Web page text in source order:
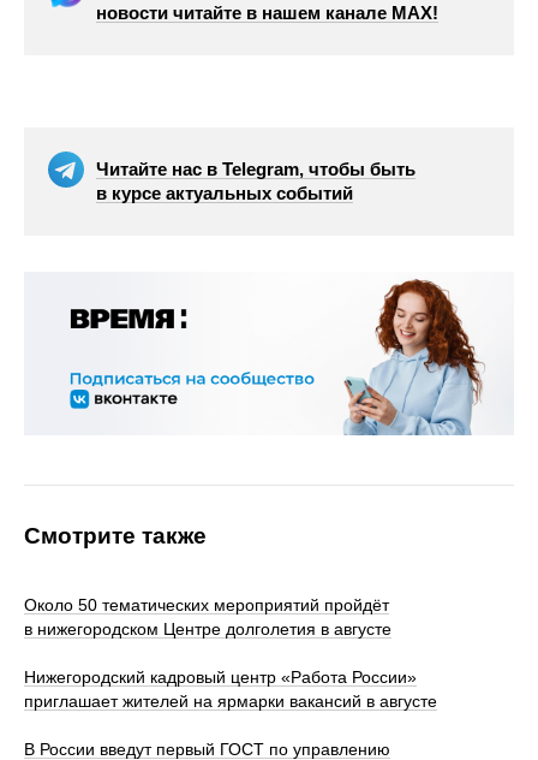
новости читайте в нашем канале МАХ!
Читайте нас в Telegram, чтобы быть
в курсе актуальных событий
Смотрите также
Около 50 тематических мероприятий пройдёт
в нижегородском Центре долголетия в августе
Нижегородский кадровый центр «Работа России»
приглашает жителей на ярмарки вакансий в августе
В России введут первый ГОСТ по управлению